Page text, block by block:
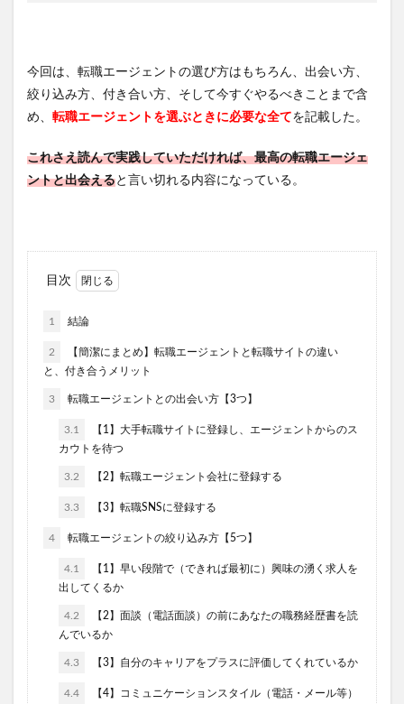
今回は、転職エージェントの選び方はもちろん、出会い方、
絞り込み方、付き合い方、そして今すぐやるべきことまで含
め、 転職エージェントを選ぶときに必要な全てを記載した。
これさえ読んで実践していただければ、最高の転職エージェ
ントと出会えると言い切れる内容になっている。
目次
1 結論
2
【簡潔にまとめ】転職エージェントと転職サイトの違い
と、付き合うメリット
3 転職エージェントとの出会い方【3つ】
3.1
【1】大手転職サイトに登録し、エージェントからのス
カウトを待つ
3.2 【2】転職エージェント会社に登録する
3.3 【3】転職SNSに登録する
4 転職エージェントの絞り込み方【5つ】
4.1
【1】早い段階で（できれば最初に）興味の湧く求人を
出してくるか
4.2
【2】面談（電話面談）の前にあなたの職務経歴書を読
んでいるか
4.3 【3】自分のキャリアをプラスに評価してくれているか
4.4
【4】コミュニケーションスタイル（電話・メール等）